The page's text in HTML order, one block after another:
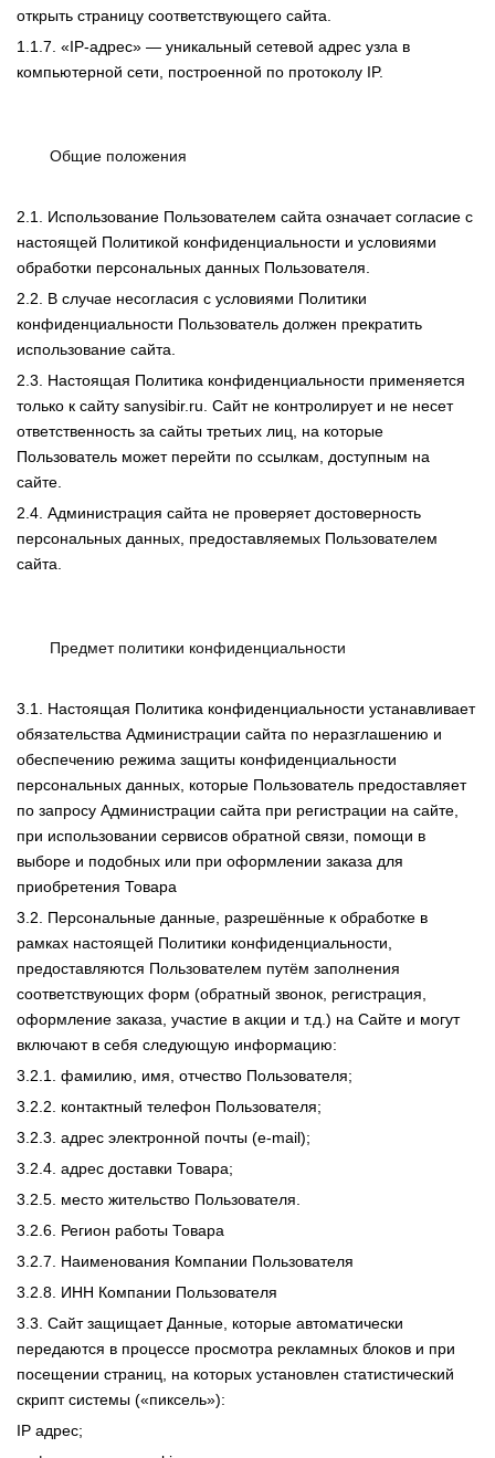
открыть страницу соответствующего сайта.
1.1.7. «IP-адрес» — уникальный сетевой адрес узла в
компьютерной сети, построенной по протоколу IP.
Общие положения
2.1. Использование Пользователем сайта означает согласие с
настоящей Политикой конфиденциальности и условиями
обработки персональных данных Пользователя.
2.2. В случае несогласия с условиями Политики
конфиденциальности Пользователь должен прекратить
использование сайта.
2.3. Настоящая Политика конфиденциальности применяется
только к сайту sanysibir.ru. Сайт не контролирует и не несет
ответственность за сайты третьих лиц, на которые
Пользователь может перейти по ссылкам, доступным на
сайте.
2.4. Администрация сайта не проверяет достоверность
персональных данных, предоставляемых Пользователем
сайта.
Предмет политики конфиденциальности
3.1. Настоящая Политика конфиденциальности устанавливает
обязательства Администрации сайта по неразглашению и
обеспечению режима защиты конфиденциальности
персональных данных, которые Пользователь предоставляет
по запросу Администрации сайта при регистрации на сайте,
при использовании сервисов обратной связи, помощи в
выборе и подобных или при оформлении заказа для
приобретения Товара
3.2. Персональные данные, разрешённые к обработке в
рамках настоящей Политики конфиденциальности,
предоставляются Пользователем путём заполнения
соответствующих форм (обратный звонок, регистрация,
оформление заказа, участие в акции и т.д.) на Сайте и могут
включают в себя следующую информацию:
3.2.1. фамилию, имя, отчество Пользователя;
3.2.2. контактный телефон Пользователя;
3.2.3. адрес электронной почты (e-mail);
3.2.4. адрес доставки Товара;
3.2.5. место жительство Пользователя.
3.2.6. Регион работы Товара
3.2.7. Наименования Компании Пользователя
3.2.8. ИНН Компании Пользователя
3.3. Сайт защищает Данные, которые автоматически
передаются в процессе просмотра рекламных блоков и при
посещении страниц, на которых установлен статистический
скрипт системы («пиксель»):
IP адрес;